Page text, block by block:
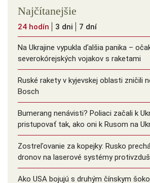
Najčítanejšie
24 hodín 3 dni 7 dní
Na Ukrajine vypukla ďalšia panika –
severokórejských vojakov s raketami
Ruské rakety v kyjevskej oblasti zničili
Bosch
Bumerang nenávisti? Poliaci začali k
pristupovať tak, ako oni k Rusom na
Zostreľovanie za kopejky: Rusko
dronov na laserové systémy
Ako USA bojujú s druhým čínskym